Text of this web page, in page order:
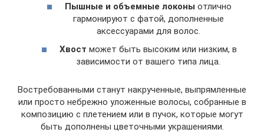
Пышные и объемные локоны отлично
гармонируют с фатой, дополненные
аксессуарами для волос.
Хвост может быть высоким или низким, в
зависимости от вашего типа лица.
Востребованными станут накрученные, выпрямленные
или просто небрежно уложенные волосы, собранные в
композицию с плетением или в пучок, которые могут
быть дополнены цветочными украшениями.